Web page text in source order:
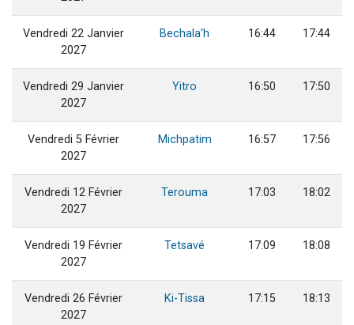
Vendredi 22 Janvier
2027
Bechala'h 16:44 17:44
Vendredi 29 Janvier
2027
Yitro 16:50 17:50
Vendredi 5 Février
2027
Michpatim 16:57 17:56
Vendredi 12 Février
2027
Terouma 17:03 18:02
Vendredi 19 Février
2027
Tetsavé 17:09 18:08
Vendredi 26 Février
2027
Ki-Tissa 17:15 18:13